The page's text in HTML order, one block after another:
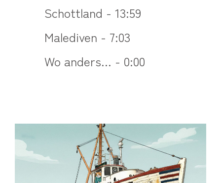
Schottland - 13:59
Malediven - 7:03
Wo anders... - 0:00